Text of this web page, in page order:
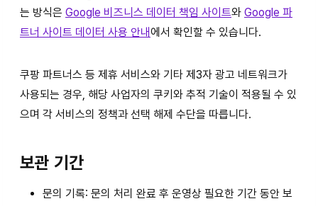
는 방식은 Google 비즈니스 데이터 책임 사이트와 Google 파
트너 사이트 데이터 사용 안내에서 확인할 수 있습니다.
쿠팡 파트너스 등 제휴 서비스와 기타 제3자 광고 네트워크가
사용되는 경우, 해당 사업자의 쿠키와 추적 기술이 적용될 수 있
으며 각 서비스의 정책과 선택 해제 수단을 따릅니다.
보관 기간
문의 기록: 문의 처리 완료 후 운영상 필요한 기간 동안 보